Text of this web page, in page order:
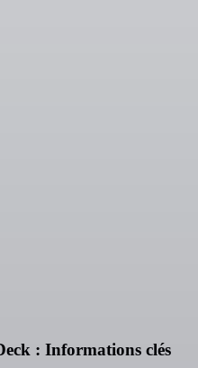
: Informations clés